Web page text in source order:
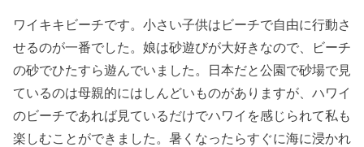
ワイキキビーチです。小さい子供はビーチで自由に行動さ
せるのが一番でした。娘は砂遊びが大好きなので、ビーチ
の砂でひたすら遊んでいました。日本だと公園で砂場で見
ているのは母親的にはしんどいものがありますが、ハワイ
のビーチであれば見ているだけでハワイを感じられて私も
楽しむことができました。暑くなったらすぐに海に浸かれ